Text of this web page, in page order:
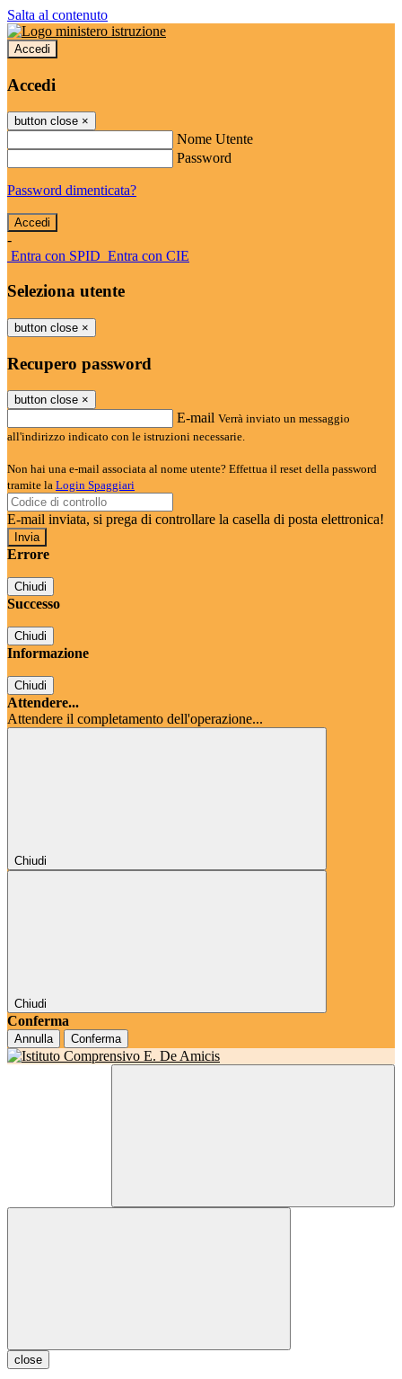
Salta al contenuto
Accedi
Accedi
button close ×
Nome Utente
Password
Password dimenticata?
-
Entra con SPID Entra con CIE
Seleziona utente
button close ×
Recupero password
button close ×
E-mail Verrà inviato un messaggio
all'indirizzo indicato con le istruzioni necessarie.
Non hai una e-mail associata al nome utente? Effettua il reset della password
tramite la Login Spaggiari
E-mail inviata, si prega di controllare la casella di posta elettronica!
Errore
Chiudi
Successo
Chiudi
Informazione
Chiudi
Attendere...
Attendere il completamento dell'operazione...
Chiudi
Chiudi
Conferma
Annulla Conferma
close